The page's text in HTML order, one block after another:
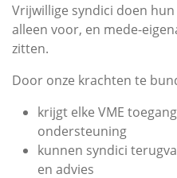
Vrijwillige syndici doen
alleen voor, en mede-
zitten.
Door onze krachten te
krijgt elke VME
ondersteuning
kunnen syndici
en advies